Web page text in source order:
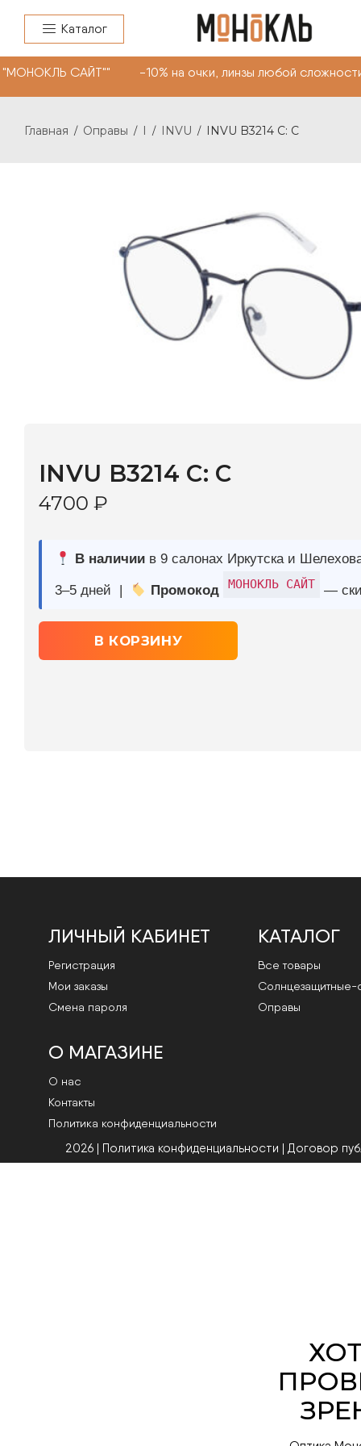
Каталог
САЙТ"" -10% на очки, линзы любой
Главная / Оправы / I / INVU / INVU B3214 C: C
В наличиив 9 салонах Иркутска и Шелехова |
ЛИЧНЫЙ КАБИНЕТ
Регистрация
Мои заказы
Смена пароля
КАТАЛОГ
Все товары
Cолнцезащитные-
Оправы
О МАГАЗИНЕ
О нас
Контакты
Политика конфиденциальности
2026 | Политика конфиденциальности Договор